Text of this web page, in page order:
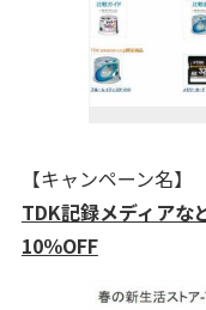
【キャンペーン名】
TDK記録メディアな
10％OFF